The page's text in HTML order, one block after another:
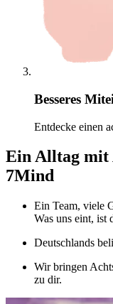
Besseres
Entdecke einen
Ein Alltag mit
7Mind
Ein Team, viele
Was uns eint, ist
Deutschlands
Wir bringen
zu dir.